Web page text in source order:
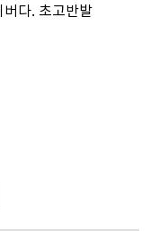
다. 초고반발